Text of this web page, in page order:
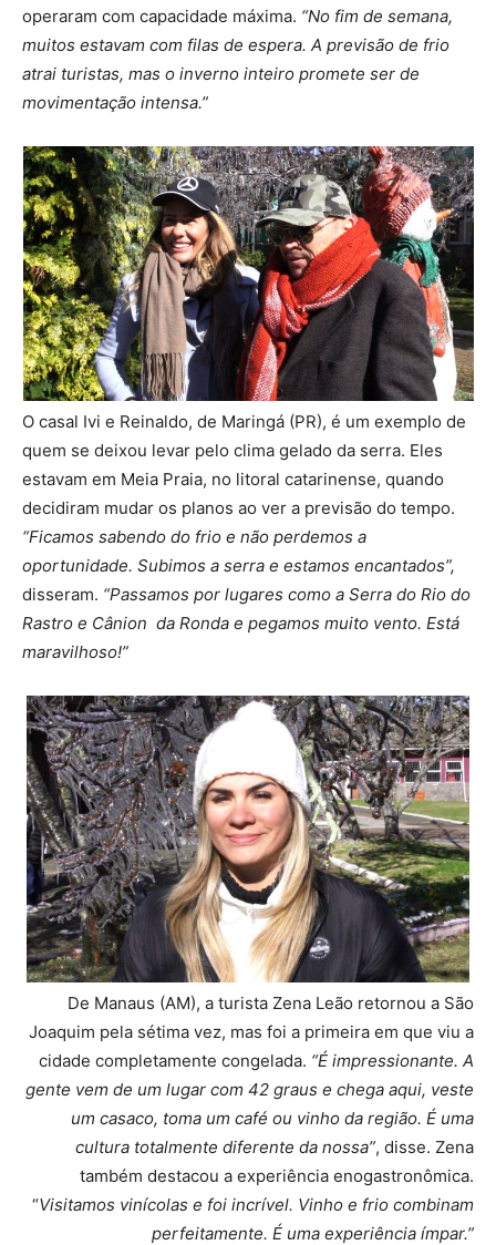
operaram com capacidade máxima. “No fim de semana,
muitos estavam com filas de espera. A previsão de frio
atrai turistas, mas o inverno inteiro promete ser de
movimentação intensa.”
O casal Ivi e Reinaldo, de Maringá (PR), é um exemplo de
quem se deixou levar pelo clima gelado da serra. Eles
estavam em Meia Praia, no litoral catarinense, quando
decidiram mudar os planos ao ver a previsão do tempo.
“Ficamos sabendo do frio e não perdemos a
oportunidade. Subimos a serra e estamos encantados”,
disseram. “Passamos por lugares como a Serra do Rio do
Rastro e Cânion da Ronda e pegamos muito vento. Está
maravilhoso!”
De Manaus (AM), a turista Zena Leão retornou a São
Joaquim pela sétima vez, mas foi a primeira em que viu a
cidade completamente congelada. “É impressionante. A
gente vem de um lugar com 42 graus e chega aqui, veste
um casaco, toma um café ou vinho da região. É uma
cultura totalmente diferente da nossa”, disse. Zena
também destacou a experiência enogastronômica.
“Visitamos vinícolas e foi incrível. Vinho e frio combinam
perfeitamente. É uma experiência ímpar.”